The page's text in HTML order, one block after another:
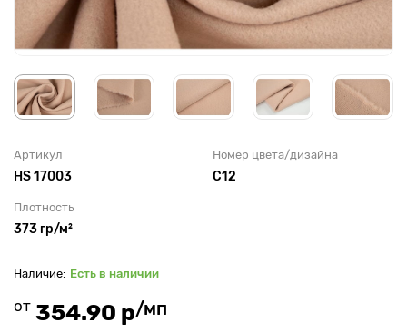
Артикул
HS 17003
Номер цвета/дизайна
С12
Плотность
373 гр/м²
Есть в наличии
от 354.90 р/мп